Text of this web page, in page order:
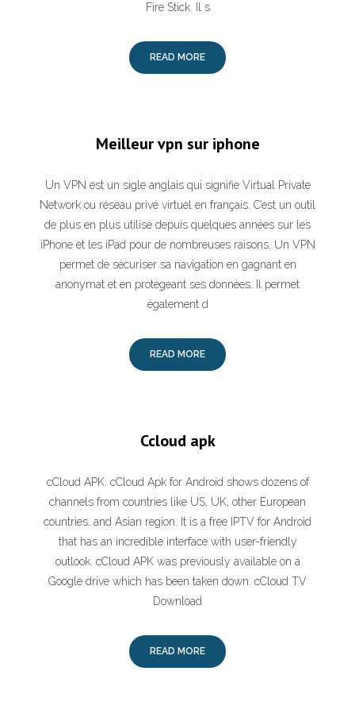
Fire Stick. Il s
READ MORE
Meilleur vpn sur iphone
Un VPN est un sigle anglais qui signifie Virtual Private
Network ou réseau privé virtuel en français. C’est un outil
de plus en plus utilisé depuis quelques années sur les
iPhone et les iPad pour de nombreuses raisons. Un VPN
permet de sécuriser sa navigation en gagnant en
anonymat et en protégeant ses données. Il permet
également d
READ MORE
Ccloud apk
cCloud APK. cCloud Apk for Android shows dozens of
channels from countries like US, UK, other European
countries, and Asian region. It is a free IPTV for Android
that has an incredible interface with user-friendly
outlook. cCloud APK was previously available on a
Google drive which has been taken down. cCloud TV
Download
READ MORE